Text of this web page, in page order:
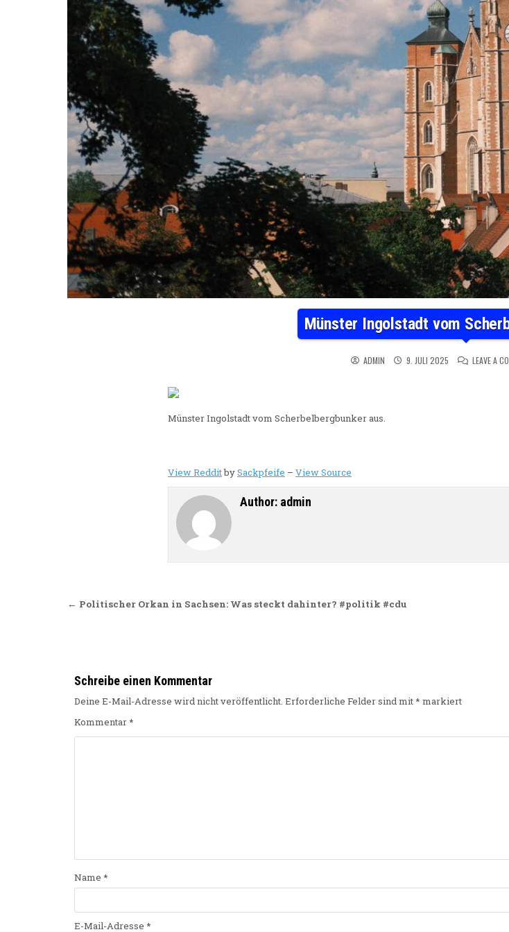
Münster Ingolstadt vom
ADMIN 9. JULI 2025 LEAVE A
Münster Ingolstadt vom Scherbelbergbunker aus.
View RedditbySackpfeife – View Source
Author: admin
Beitragsnavigation
← Politischer Orkan in Sachsen: Was steckt dahinter? #politik #cdu
Schreibe einen Kommentar
Deine E-Mail-Adresse wird nicht veröffentlicht. Erforderliche Felder sind mit* markiert
Kommentar*
Name *
E-Mail-Adresse *